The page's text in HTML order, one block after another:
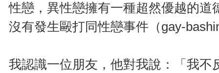
性戀，異性戀擁有一種超然優越的
沒有發生毆打同性戀事件（gay-
我認識一位朋友，他對我說：「我